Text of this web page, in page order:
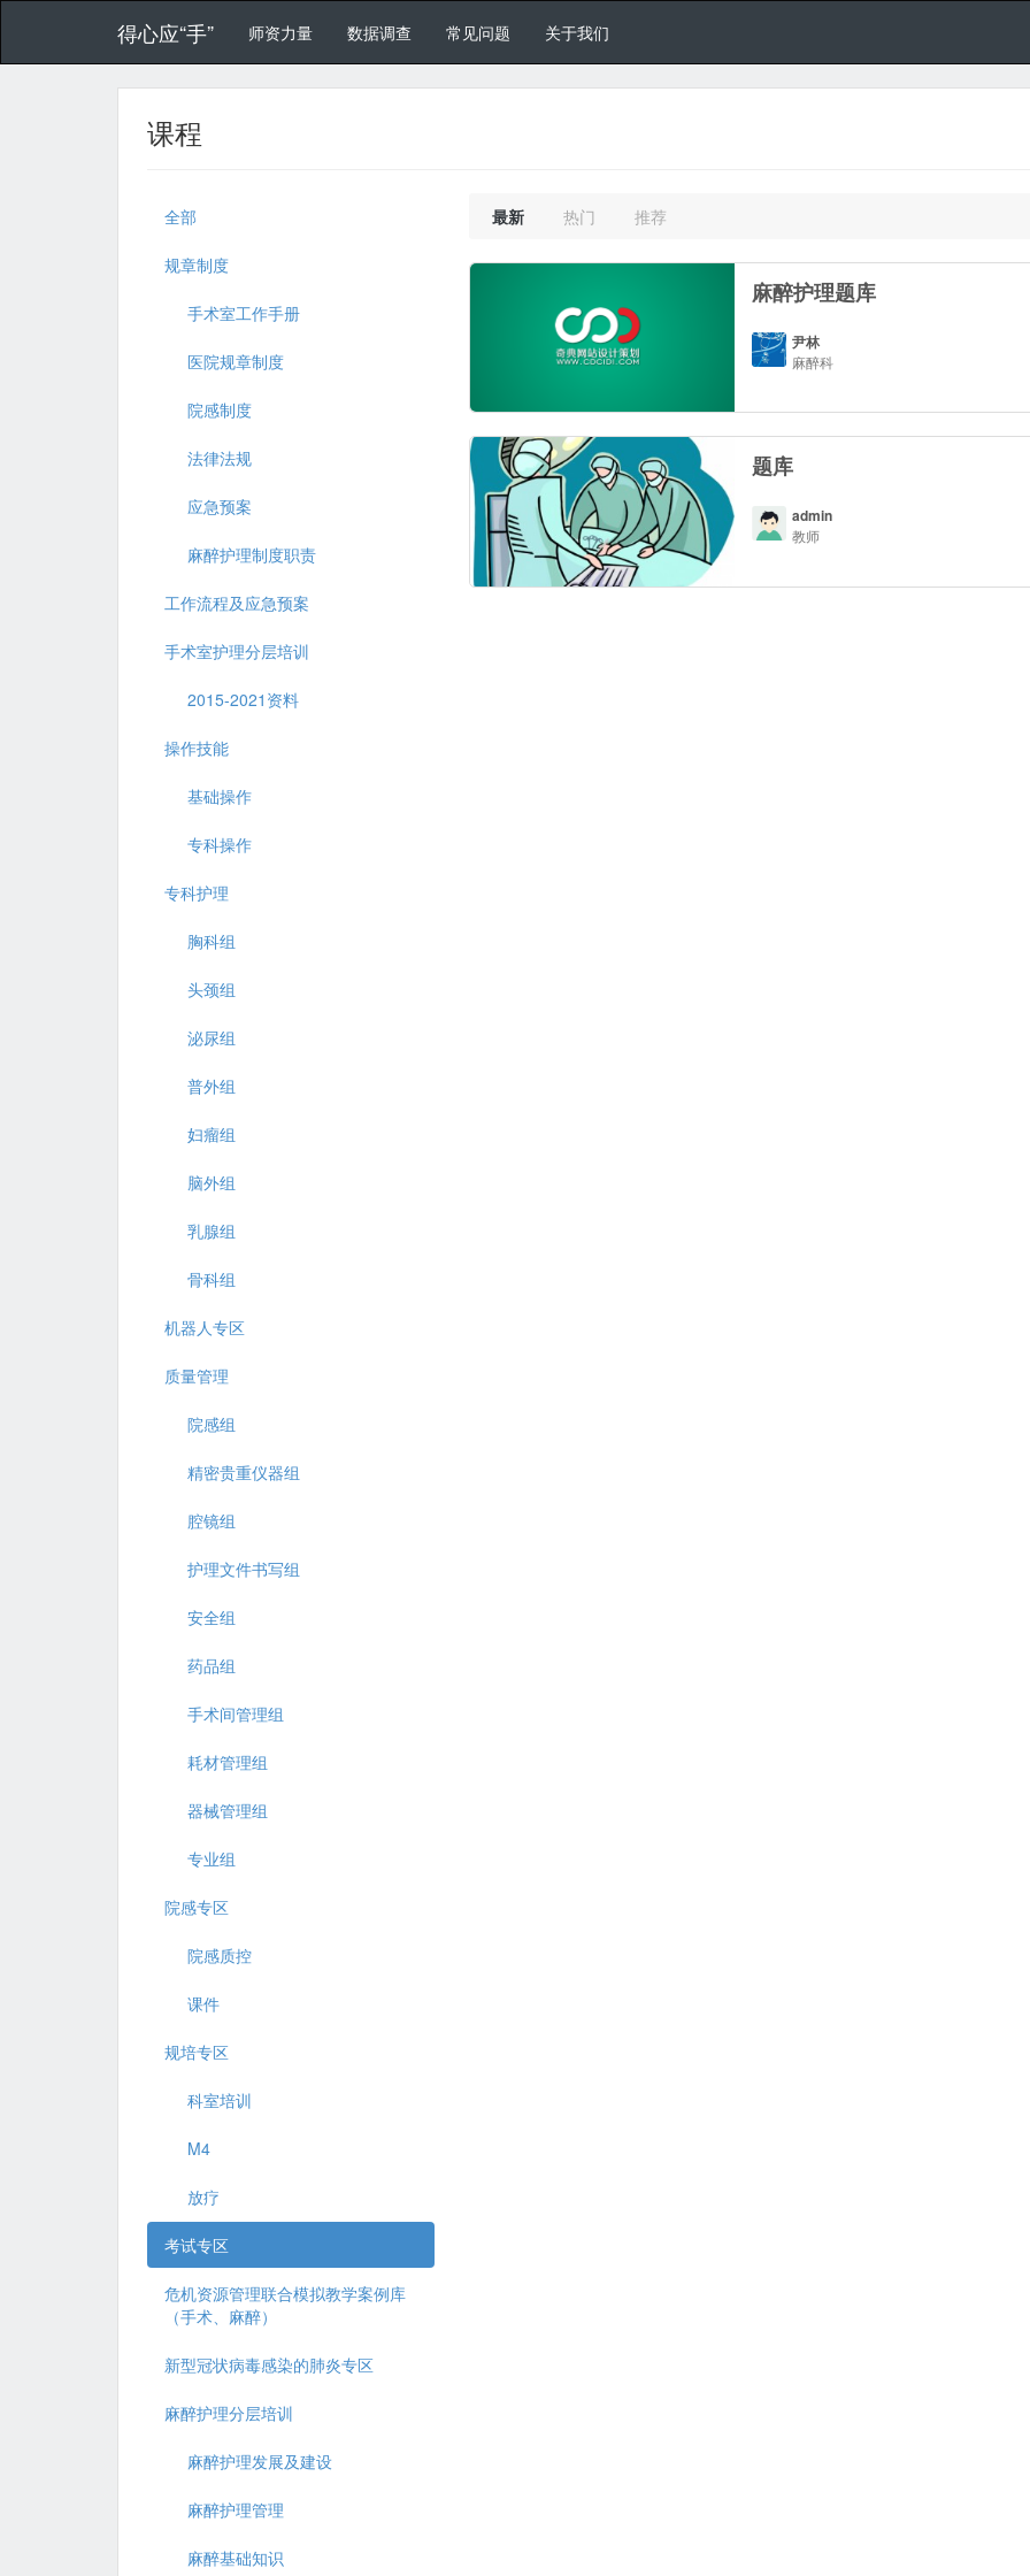
得心应“手” 师资力量 数据调查 常见问题 关于我们
课程
全部
规章制度
手术室工作手册
医院规章制度
院感制度
法律法规
应急预案
麻醉护理制度职责
工作流程及应急预案
手术室护理分层培训
2015-2021资料
操作技能
基础操作
专科操作
专科护理
胸科组
头颈组
泌尿组
普外组
妇瘤组
脑外组
乳腺组
骨科组
机器人专区
质量管理
院感组
精密贵重仪器组
腔镜组
护理文件书写组
安全组
药品组
手术间管理组
耗材管理组
器械管理组
专业组
院感专区
院感质控
课件
规培专区
科室培训
M4
放疗
考试专区
危机资源管理联合模拟教学案例库
（手术、麻醉）
新型冠状病毒感染的肺炎专区
麻醉护理分层培训
麻醉护理发展及建设
麻醉护理管理
麻醉基础知识
最新 热门 推荐
麻醉护理题库
尹林
麻醉科
题库
admin
教师